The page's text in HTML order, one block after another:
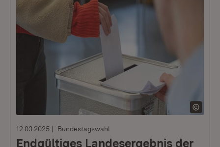
12.03.2025 Bundestagswahl
Endgültiges Landesergebnis der